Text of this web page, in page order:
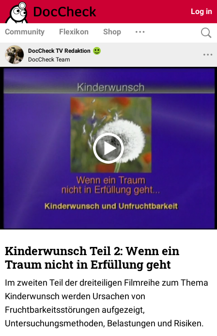
Log in
Community Flexikon Shop
DocCheck TV Redaktion
DocCheck Team
Kinderwunsch Teil 2: Wenn ein
Traum nicht in Erfüllung geht
Im zweiten Teil der dreiteiligen Filmreihe zum Thema
Kinderwunsch werden Ursachen von
Fruchtbarkeitsstörungen aufgezeigt,
Untersuchungsmethoden, Belastungen und Risiken.